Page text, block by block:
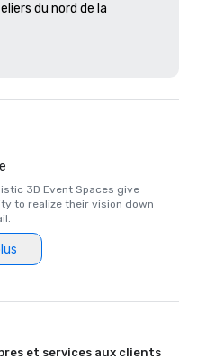
du nord de la
région de la Grande Baie
du monde
— 2022
3D Event Spaces give
to realize their vision down
et services aux clients